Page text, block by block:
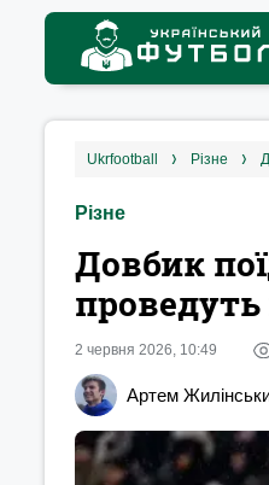
ukrfootball різне
Різне
Довбик
2 червня 2026, 10:49
Артем